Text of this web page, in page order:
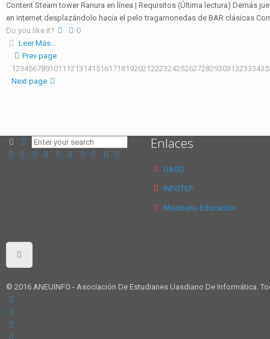
Content Steam tower Ranura en línea | Requisitos (Última lectura) Demás
en internet desplazándolo hacia el pelo tragamonedas de BAR clásicas
Do you like it?
0
Leer Más...
Prev page
1234567891011 121314151617181920212223242526272829303132333435
Next page
Enlaces
UASD
INFOTEP
Ministerio Educación
© 2016 ANEUINFO - Asociación De Estudianes Uasdiano De Informática.